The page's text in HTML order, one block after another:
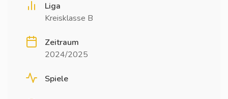
Liga
Kreisklasse B
Zeitraum
2024/2025
Spiele